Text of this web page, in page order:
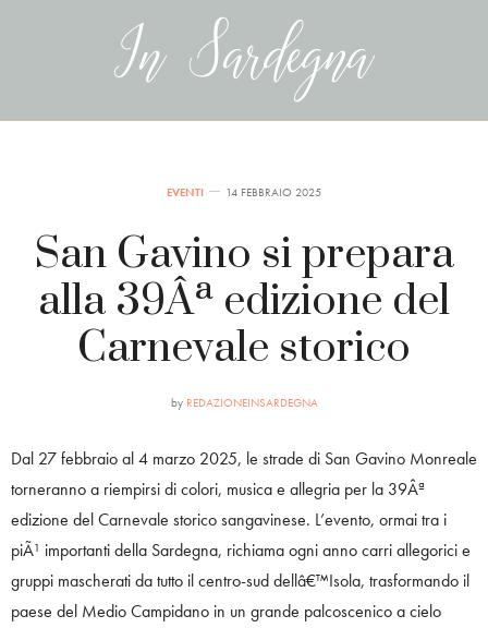
EVENTI 14 FEBBRAIO 2025
San Gavino si prepara
alla 39Âª edizione del
Carnevale storico
by REDAZIONEINSARDEGNA
Dal 27 febbraio al 4 marzo 2025, le strade di San Gavino Monreale
torneranno a riempirsi di colori, musica e allegria per la 39Âª
edizione del Carnevale storico sangavinese. L’evento, ormai tra i
piÃ¹ importanti della Sardegna, richiama ogni anno carri allegorici e
gruppi mascherati da tutto il centro-sud dellâ€™Isola, trasformando il
paese del Medio Campidano in un grande palcoscenico a cielo